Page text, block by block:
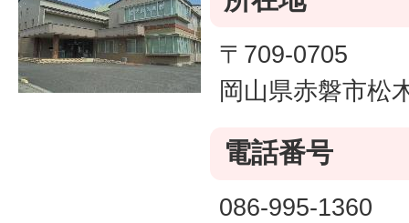
〒709-0705
岡山県赤磐市松
電話番号
086-995-1360